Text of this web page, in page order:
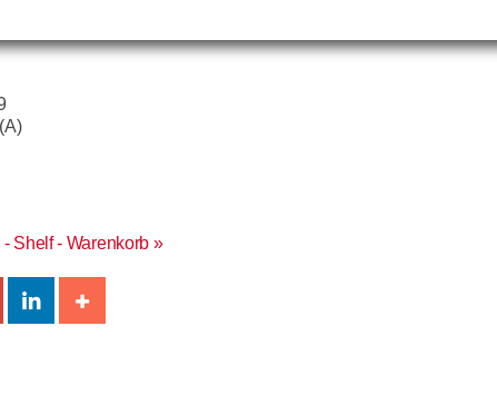
- Shelf - Warenkorb
Zustimmungsstatus des Benutzers für Cookies
Domäne.